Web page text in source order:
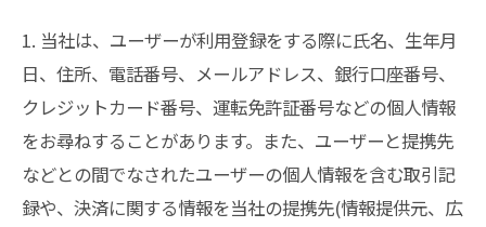
1. 当社は、ユーザーが利用登録をする際に氏名、生年月
日、住所、電話番号、メールアドレス、銀行口座番号、
クレジットカード番号、運転免許証番号などの個人情報
をお尋ねすることがあります。また、ユーザーと提携先
などとの間でなされたユーザーの個人情報を含む取引記
録や、決済に関する情報を当社の提携先(情報提供元、広